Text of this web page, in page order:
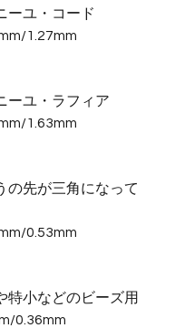
ーユ・コード
1.27mm
ーユ・ラフィア
1.63mm
の先が三角になって
0.53mm
特小などのビーズ用
0.36mm